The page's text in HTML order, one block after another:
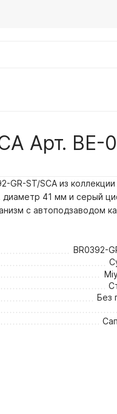
Арт. BE-
GR-ST/SCA из коллекции
диаметр 41 мм и серый
с автоподзаводом
BR0392-
Без